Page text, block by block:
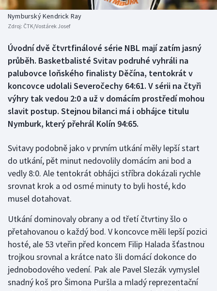
Biatlon
Box
Curling
Dostihy
Futsal
Golf
Gymnastika
Házená
Jezdectví
Judo
Aplikace ČT sport
Nymburský Kendrick Ray
Zdroj: ČTK/Vostárek Josef
Úvodní dvě čtvrtfinálové série NBL mají zatím jasný
průběh. Basketbalisté Svitav podruhé vyhráli na
palubovce loňského finalisty Děčína, tentokrát v
koncovce udolali Severočechy 64:61. V sérii na čtyři
výhry tak vedou 2:0 a už v domácím prostředí mohou
slavit postup. Stejnou bilanci má i obhájce titulu
Nymburk, který přehrál Kolín 94:65.
Svitavy podobně jako v prvním utkání měly lepší start
do utkání, pět minut nedovolily domácím ani bod a
vedly 8:0. Ale tentokrát obhájci stříbra dokázali rychle
srovnat krok a od osmé minuty to byli hosté, kdo
musel dotahovat.
Utkání dominovaly obrany a od třetí čtvrtiny šlo o
přetahovanou o každý bod. V koncovce měli lepší pozici
hosté, ale 53 vteřin před koncem Filip Halada šťastnou
trojkou srovnal a krátce nato šli domácí dokonce do
jednobodového vedení. Pak ale Pavel Slezák vymyslel
snadný koš pro Šimona Puršla a mladý reprezentační